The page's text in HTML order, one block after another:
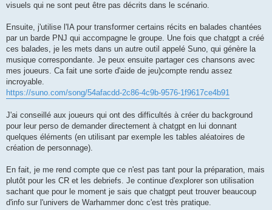
visuels qui ne sont peut être pas décrits dans le scénario.
Ensuite, j'utilise l'IA pour transformer certains récits en balades chantées
par un barde PNJ qui accompagne le groupe. Une fois que chatgpt a créé
ces balades, je les mets dans un autre outil appelé Suno, qui génère la
musique correspondante. Je peux ensuite partager ces chansons avec
mes joueurs. Ca fait une sorte d'aide de jeu)compte rendu assez
incroyable.
https://suno.com/song/54afacdd-2c86-4c9b-9576-1f9617ce4b91
J'ai conseillé aux joueurs qui ont des difficultés à créer du background
pour leur perso de demander directement à chatgpt en lui donnant
quelques éléments (en utilisant par exemple les tables aléatoires de
création de personnage).
En fait, je me rend compte que ce n'est pas tant pour la préparation, mais
plutôt pour les CR et les debriefs. Je continue d'explorer son utilisation
sachant que pour le moment je sais que chatgpt peut trouver beaucoup
d'info sur l'univers de Warhammer donc c'est très pratique.